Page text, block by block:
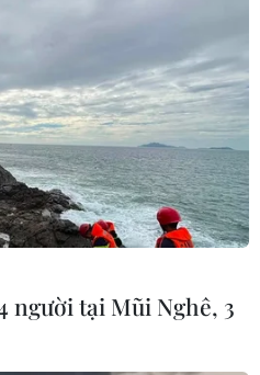
người tại Mũi Nghê, 3